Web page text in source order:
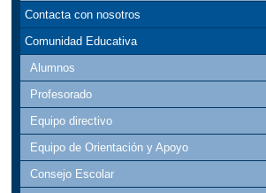
Contacta con nosotros
Comunidad Educativa
Alumnos
Profesorado
Equipo directivo
Equipo de Orientación y Apoyo
Consejo Escolar